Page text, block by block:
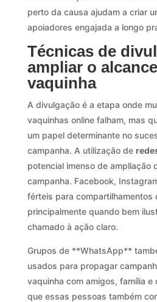
perto da causa ajudam a criar
apoiadores engajada a longo
Técnicas de
ampliar o
vaquinha
A divulgação é a etapa onde
vaquinhas online falham, mas
um papel determinante no
campanha. A utilização de
potencial imenso de ampliação
campanha. Facebook,
férteis para compartilhamentos
principalmente quando bem
chamado à ação claro.
Grupos de **WhatsApp**
usados para propagar
vaquinha com amigos, família
que essas pessoas também